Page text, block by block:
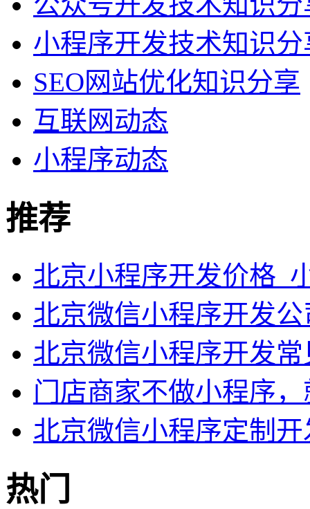
小程序开发技术知识分
SEO网站优化知识分享
互联网动态
小程序动态
推荐
北京小程序开发价格_
北京微信小程序开发
北京微信小程序开发
门店商家不做小程序
北京微信小程序定制
热门